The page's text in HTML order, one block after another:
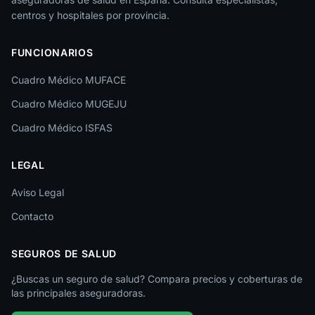
La Rioja
León
Lleida
Lugo
Málaga
Melilla
Murcia
Palencia
centros y hospitales por provincia.
FUNCIONARIOS
Cuadro Médico MUFACE
Cuadro Médico MUGEJU
Cuadro Médico ISFAS
LEGAL
Aviso Legal
Contacto
SEGUROS DE SALUD
¿Buscas un seguro de salud? Compara precios y coberturas de
las principales aseguradoras.